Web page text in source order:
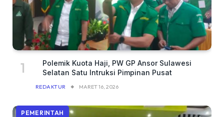
Polemik Kuota Haji, PW GP Ansor Sulawesi
Selatan Satu Intruksi Pimpinan Pusat
REDAKTUR MARET 16, 2026
PEMERINTAH